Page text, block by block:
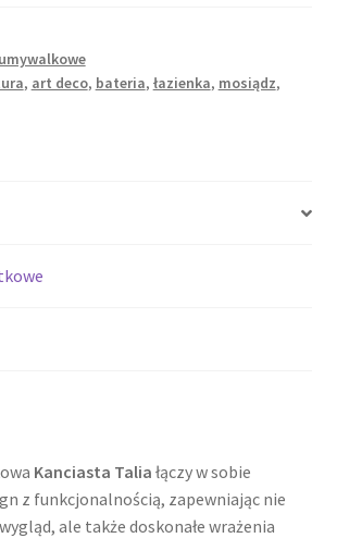
, art deco, bateria, łazienka, mosiądz,
Kanciasta Talia łączy w sobie
z funkcjonalnością, zapewniając nie
ale także doskonałe wrażenia